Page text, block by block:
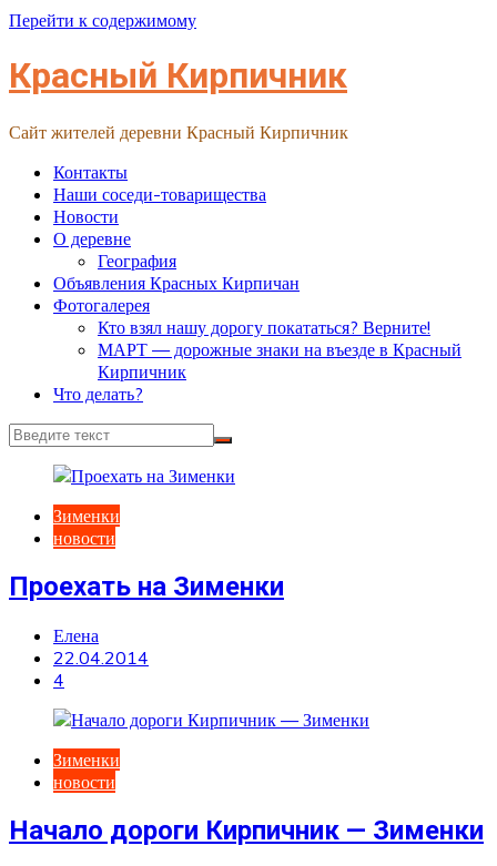
Перейти к содержимому
Красный Кирпичник
Сайт жителей деревни Красный Кирпичник
Контакты
Наши соседи-товарищества
Новости
О деревне
География
Объявления Красных Кирпичан
Фотогалерея
Кто взял нашу дорогу покататься? Верните!
МАРТ — дорожные знаки на въезде в Красный
Кирпичник
Что делать?
Зименки
новости
Проехать на Зименки
Елена
22.04.2014
4
Зименки
новости
Начало дороги Кирпичник — Зименки